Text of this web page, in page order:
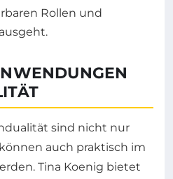
Rollen und
sind nicht nur
auch praktisch im
Tina Koenig bietet